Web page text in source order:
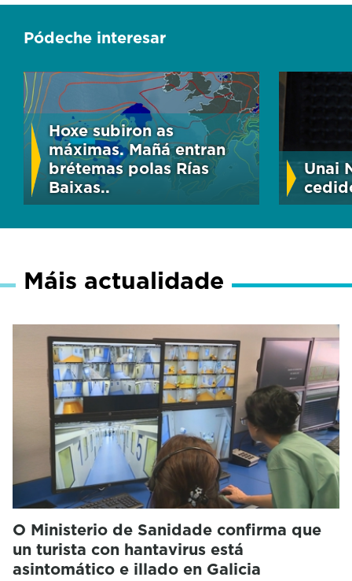
Pódeche interesar
Hoxe subiron as
máximas. Mañá entran
brétemas polas Rías
Baixas..
Unai
Máis actualidade
O Ministerio de Sanidade confirma que
un turista con hantavirus está
asintomático e illado en Galicia